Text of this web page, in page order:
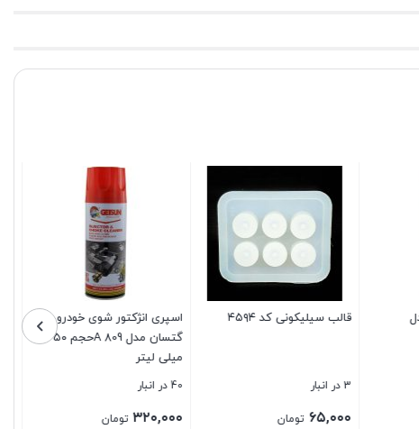
خودرو
چسب قطره ای 502 اووباند
20 در انبار
۲۵۰,۰۰۰ تومان
باتری قلمی آلکالاین camelion
مدل Ultra Alkaline
5 در انبار
۴۳۰,۰۰۰ تومان